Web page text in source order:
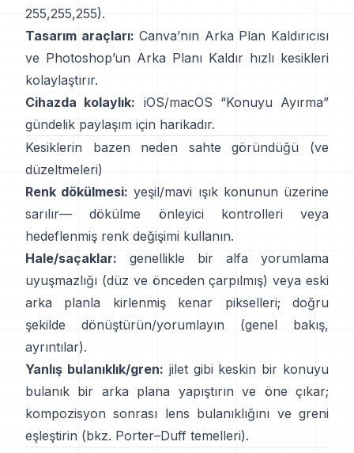
255,255,255).
Tasarım araçları: Canva’nın Arka Plan Kaldırıcısı
ve Photoshop’un Arka Planı Kaldır hızlı kesikleri
kolaylaştırır.
Cihazda kolaylık: iOS/macOS “Konuyu Ayırma”
gündelik paylaşım için harikadır.
Kesiklerin bazen neden sahte göründüğü (ve
düzeltmeleri)
Renk dökülmesi: yeşil/mavi ışık konunun üzerine
sarılır—
dökülme önleyici kontrolleri veya
hedeflenmiş renk değişimi kullanın.
Hale/saçaklar: genellikle bir alfa yorumlama
uyuşmazlığı (düz ve önceden çarpılmış) veya eski
arka planla kirlenmiş kenar pikselleri; doğru
şekilde dönüştürün/yorumlayın
(genel bakış,
ayrıntılar).
Yanlış bulanıklık/gren: jilet gibi keskin bir konuyu
bulanık bir arka plana yapıştırın ve öne çıkar;
kompozisyon sonrası lens bulanıklığını ve greni
eşleştirin (bkz. Porter–Duff temelleri).